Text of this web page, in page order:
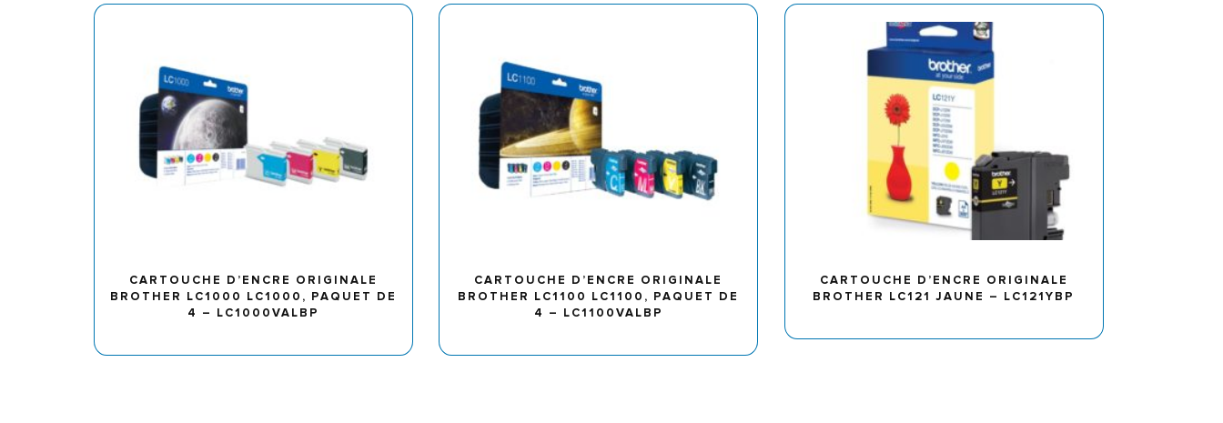
CARTOUCHE D’ENCRE ORIGINALE
BROTHER LC1000 LC1000, PAQUET DE
4 – LC1000VALBP
CARTOUCHE D’ENCRE ORIGINALE
BROTHER LC1100 LC1100, PAQUET DE
4 – LC1100VALBP
CARTOUCHE D’ENCRE ORIGINALE
BROTHER LC121 JAUNE – LC121YBP